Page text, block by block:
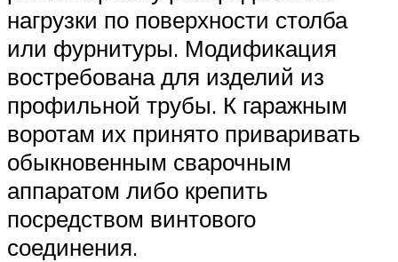
нагрузки по поверхности столба
или фурнитуры. Модификация
востребована для изделий из
профильной трубы. К гаражным
воротам их принято приваривать
обыкновенным сварочным
аппаратом либо крепить
посредством винтового
соединения.